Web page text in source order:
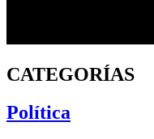
CATEGORÍAS
Política